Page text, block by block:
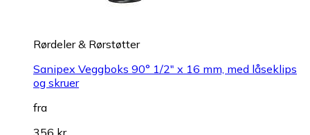
Rørdeler & Rørstøtter
Sanipex Veggboks 90° 1/2" x 16 mm, med låseklips
og skruer
fra